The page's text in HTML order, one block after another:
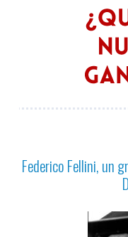
Federico Fellini, un